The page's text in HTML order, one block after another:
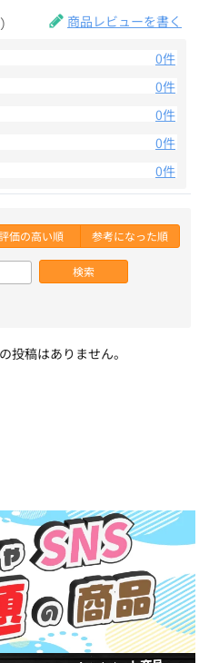
） 商品レビューを書く
0件
0件
0件
0件
0件
価の高い順 参考になった順
検索
投稿はありません。